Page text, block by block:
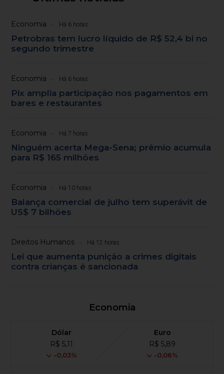
Economia Há 6 horas
Petrobras tem lucro líquido de R$ 52,4 bi no
segundo trimestre
Economia Há 6 horas
Pix amplia participação nos pagamentos em
bares e restaurantes
Economia Há 7 horas
Ninguém acerta Mega-Sena; prêmio acumula
para R$ 165 milhões
Economia Há 10 horas
Balança comercial de julho tem superávit de
US$ 7 bilhões
Direitos Humanos Há 12 horas
Lei que aumenta punição a crimes digitais
contra crianças é sancionada
Economia
Dólar
R$ 5,11
-0,03%
Euro
R$ 5,89
-0,06%